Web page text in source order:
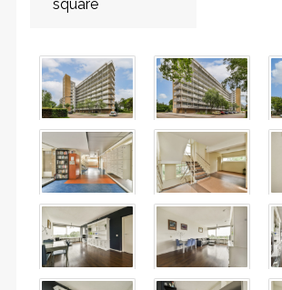
square